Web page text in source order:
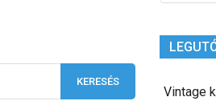
Vintage